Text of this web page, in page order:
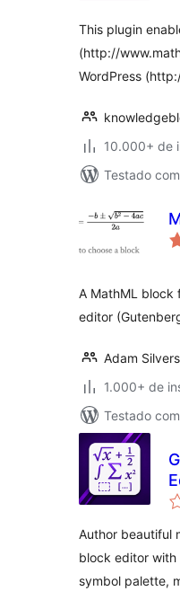
This plugin
(http://
WordPress
10.000+ de
Testado
A MathML block
editor
Adam
1.000+ de
Testado
Author beautiful
block editor with
symbol palette,